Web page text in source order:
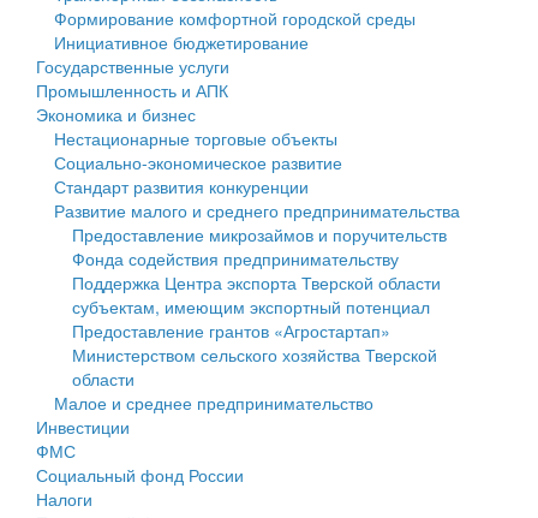
Государственные услуги
Промышленность и АПК
Экономика и бизнес
Символика
Устав
Гостям округа
Туризм
Культура
Образование
Здравоохранение
Социальная защита
Фотоальбом
муниципального округа Тверской области
Администрация Кашинского муниципального округа
Тверской области
Управление сельскими территориями
Открытые данные
Работа с обращениями граждан
Муниципальный контроль
Муниципальные услуги
Проекты административных регламентов
Антимонопольный комплаенс
Финансовое управление
Бюджет для граждан
Имущество
Выявление правообладателей ранее учтенных
объектов недвижимости
Имущественная поддержка субъектов малого и
среднего предпринимательства
Информационная поддержка субъектов малого и
среднего предпринимательства
Муниципальные программы
Формирование комфортной городской среды
Инициативное бюджетирование
Государственные услуги
Промышленность и АПК
Экономика и бизнес
Нестационарные торговые объекты
Социально-экономическое развитие
Стандарт развития конкуренции
Развитие малого и среднего предпринимательства
Предоставление микрозаймов и поручительств
Фонда содействия предпринимательству
Поддержка Центра экспорта Тверской области
субъектам, имеющим экспортный потенциал
Предоставление грантов «Агростартап»
Министерством сельского хозяйства Тверской
области
Малое и среднее предпринимательство
Инвестиции
ФМС
Социальный фонд России
Налоги